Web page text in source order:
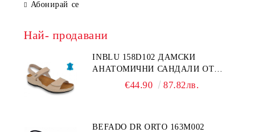
Абонирай се
Най- продавани
INBLU 158D102 ДАМСКИ
АНАТОМИЧНИ САНДАЛИ ОТ
ЕСТЕСТВЕНА КОЖА, БЕЖОВИ
€44.90 87.82лв.
BEFADO DR ORTO 163M002